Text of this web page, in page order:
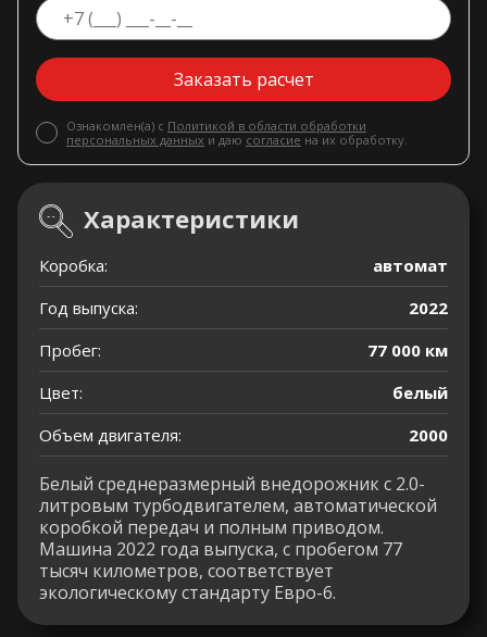
Заказать расчет
Ознакомлен(а) с Политикой в области обработки
персональных данных и даю согласие на их обработку.
Характеристики
Коробка:
автомат
Год выпуска:
2022
Пробег:
77 000 км
Цвет:
белый
Объем двигателя:
2000
Белый среднеразмерный внедорожник с 2.0-
литровым турбодвигателем, автоматической
коробкой передач и полным приводом.
Машина 2022 года выпуска, с пробегом 77
тысяч километров, соответствует
экологическому стандарту Евро-6.